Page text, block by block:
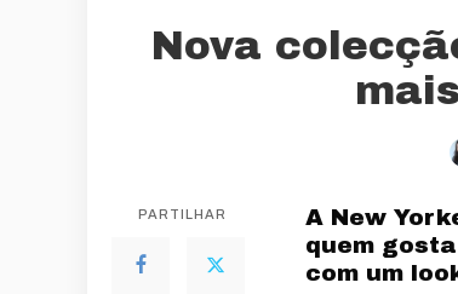
Nova
PARTILHAR
A New
quem
com um